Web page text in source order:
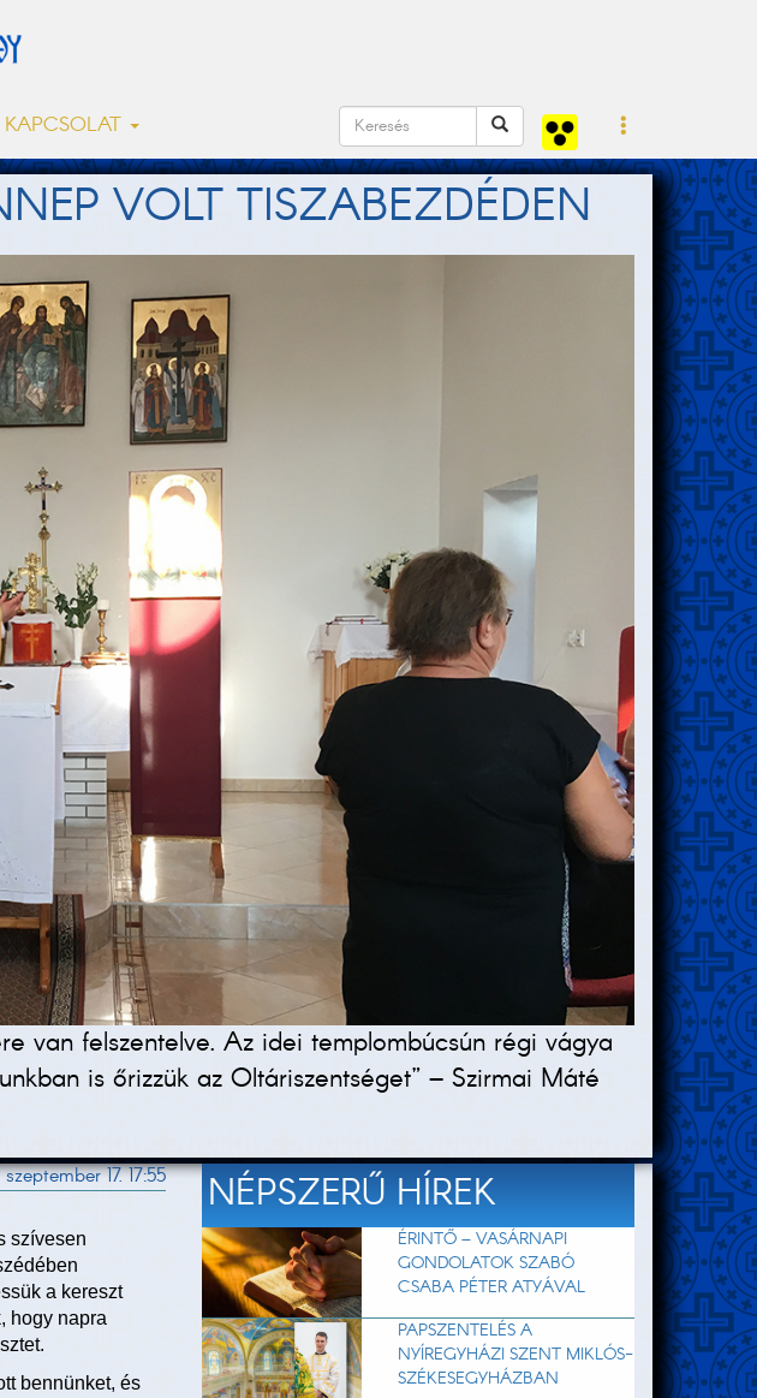
KAPCSOLAT
VOLT TISZABEZDÉDEN
van felszentelve. Az idei templombúcsún régi vágya
is őrizzük az Oltáriszentséget” – Szirmai Máté
17. 17:55
szívesen
a kereszt
hogy napra
bennünket, és
NÉPSZERŰ HÍREK
ÉRINTŐ – VASÁRNAPI
GONDOLATOK SZABÓ
CSABA PÉTER ATYÁVAL
PAPSZENTELÉS A
NYÍREGYHÁZI SZENT MIKLÓS-
SZÉKESEGYHÁZBAN